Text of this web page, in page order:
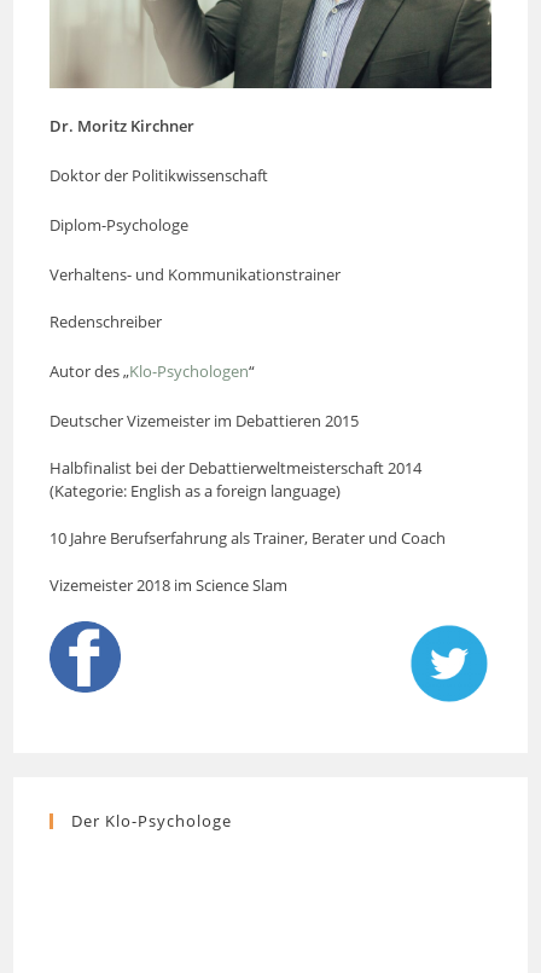
Dr. Moritz Kirchner
Doktor der Politikwissenschaft
Diplom-Psychologe
Verhaltens- und Kommunikationstrainer
Redenschreiber
Autor des „Klo-Psychologen“
Deutscher Vizemeister im Debattieren 2015
Halbfinalist bei der Debattierweltmeisterschaft 2014
(Kategorie: English as a foreign language)
10 Jahre Berufserfahrung als Trainer, Berater und Coach
Vizemeister 2018 im Science Slam
Der Klo-Psychologe